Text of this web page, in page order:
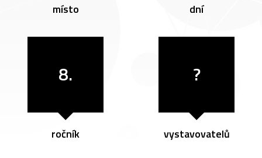
místo dní
8.
ročník
?
vystavovatelů